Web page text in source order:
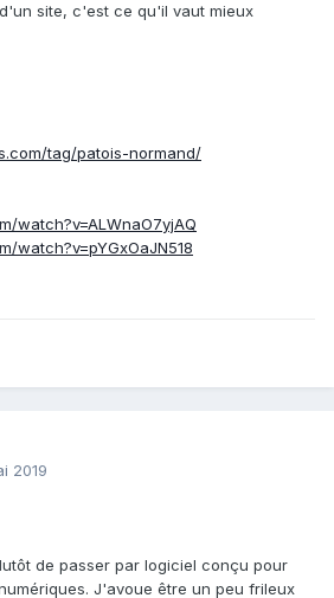
site, c'est ce qu'il vaut mieux
tag/patois-normand/
watch?v=ALWnaO7yjAQ
watch?v=pYGxOaJN518
2019
de passer par logiciel conçu pour
J'avoue être un peu frileux